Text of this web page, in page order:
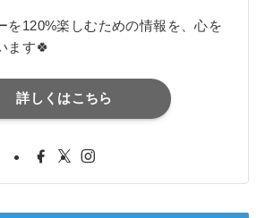
を120%楽しむための情報を、心を
ます🍀
詳しくはこちら